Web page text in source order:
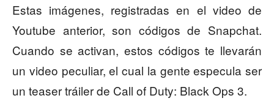
Estas imágenes, registradas en el video de
Youtube anterior, son códigos de Snapchat.
Cuando se activan, estos códigos te llevarán
un video peculiar, el cual la gente especula ser
un teaser tráiler de Call of Duty: Black Ops 3.